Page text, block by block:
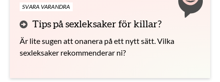
SVARA VARANDRA
Tips på sexleksaker för killar?
Är lite sugen att onanera på ett nytt sätt. Vilka
sexleksaker rekommenderar ni?